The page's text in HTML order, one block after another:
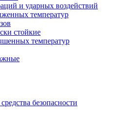
и ударных воздействий
температур
стойкие
температур
безопасности